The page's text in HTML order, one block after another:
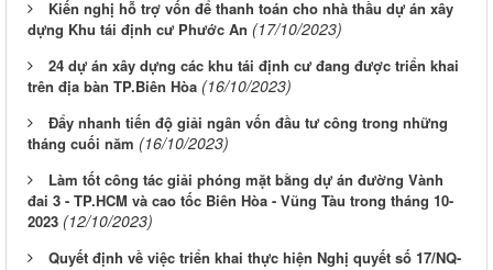
Kiến nghị hỗ trợ vốn để thanh toán cho nhà thầu dự án xây
dựng Khu tái định cư Phước An (17/10/2023)
24 dự án xây dựng các khu tái định cư đang được triển khai
trên địa bàn TP.Biên Hòa (16/10/2023)
Đẩy nhanh tiến độ giải ngân vốn đầu tư công trong những
tháng cuối năm (16/10/2023)
Làm tốt công tác giải phóng mặt bằng dự án đường Vành
đai 3 - TP.HCM và cao tốc Biên Hòa - Vũng Tàu trong tháng 10-
2023 (12/10/2023)
Quyết định về việc triển khai thực hiện Nghị quyết số 17/NQ-